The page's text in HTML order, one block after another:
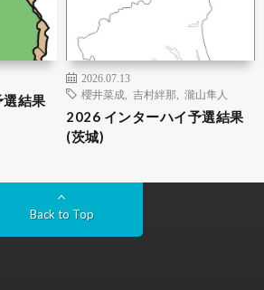
結果
2026.07.13
櫻井菜成
吉村絆那 瀧山隼人
2026 インターハイ予選結果
(茨城)
Back to Top